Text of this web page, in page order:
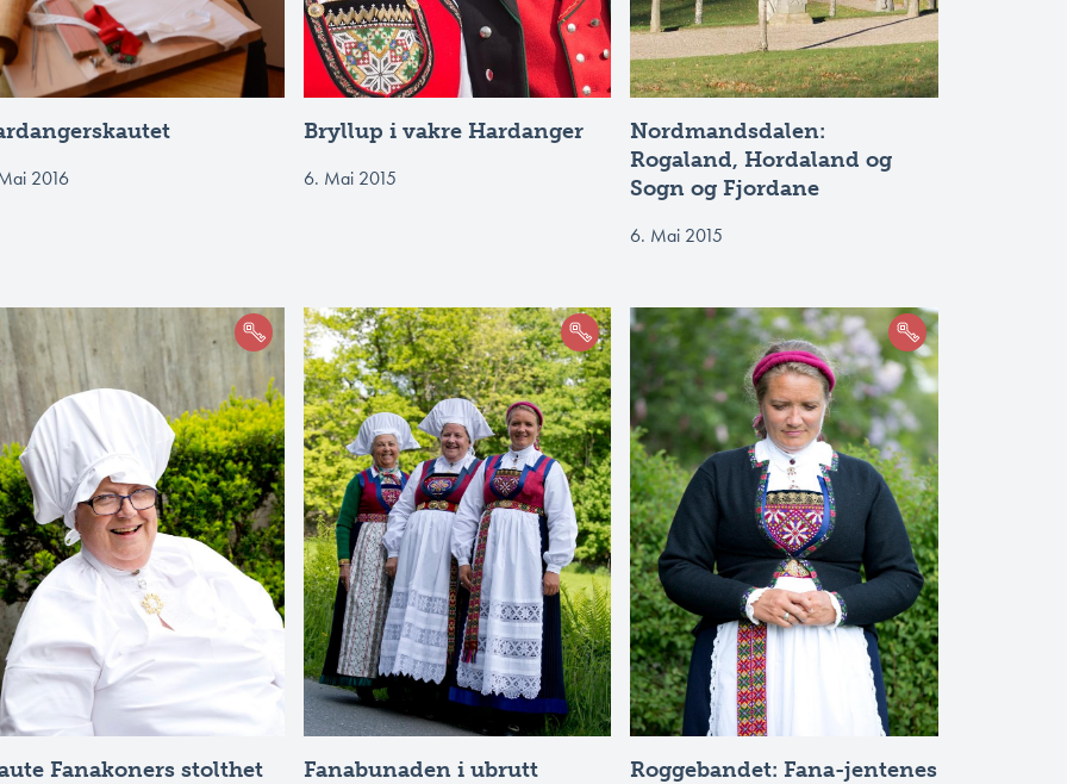
2016
Bryllup i vakre Hardanger
6. Mai 2015
Nordmandsdalen:
Rogaland, Hordaland og
Sogn og Fjordane
6. Mai 2015
Fanakoners stolthet
Fanabunaden i ubrutt
Roggebandet: Fana-jentenes